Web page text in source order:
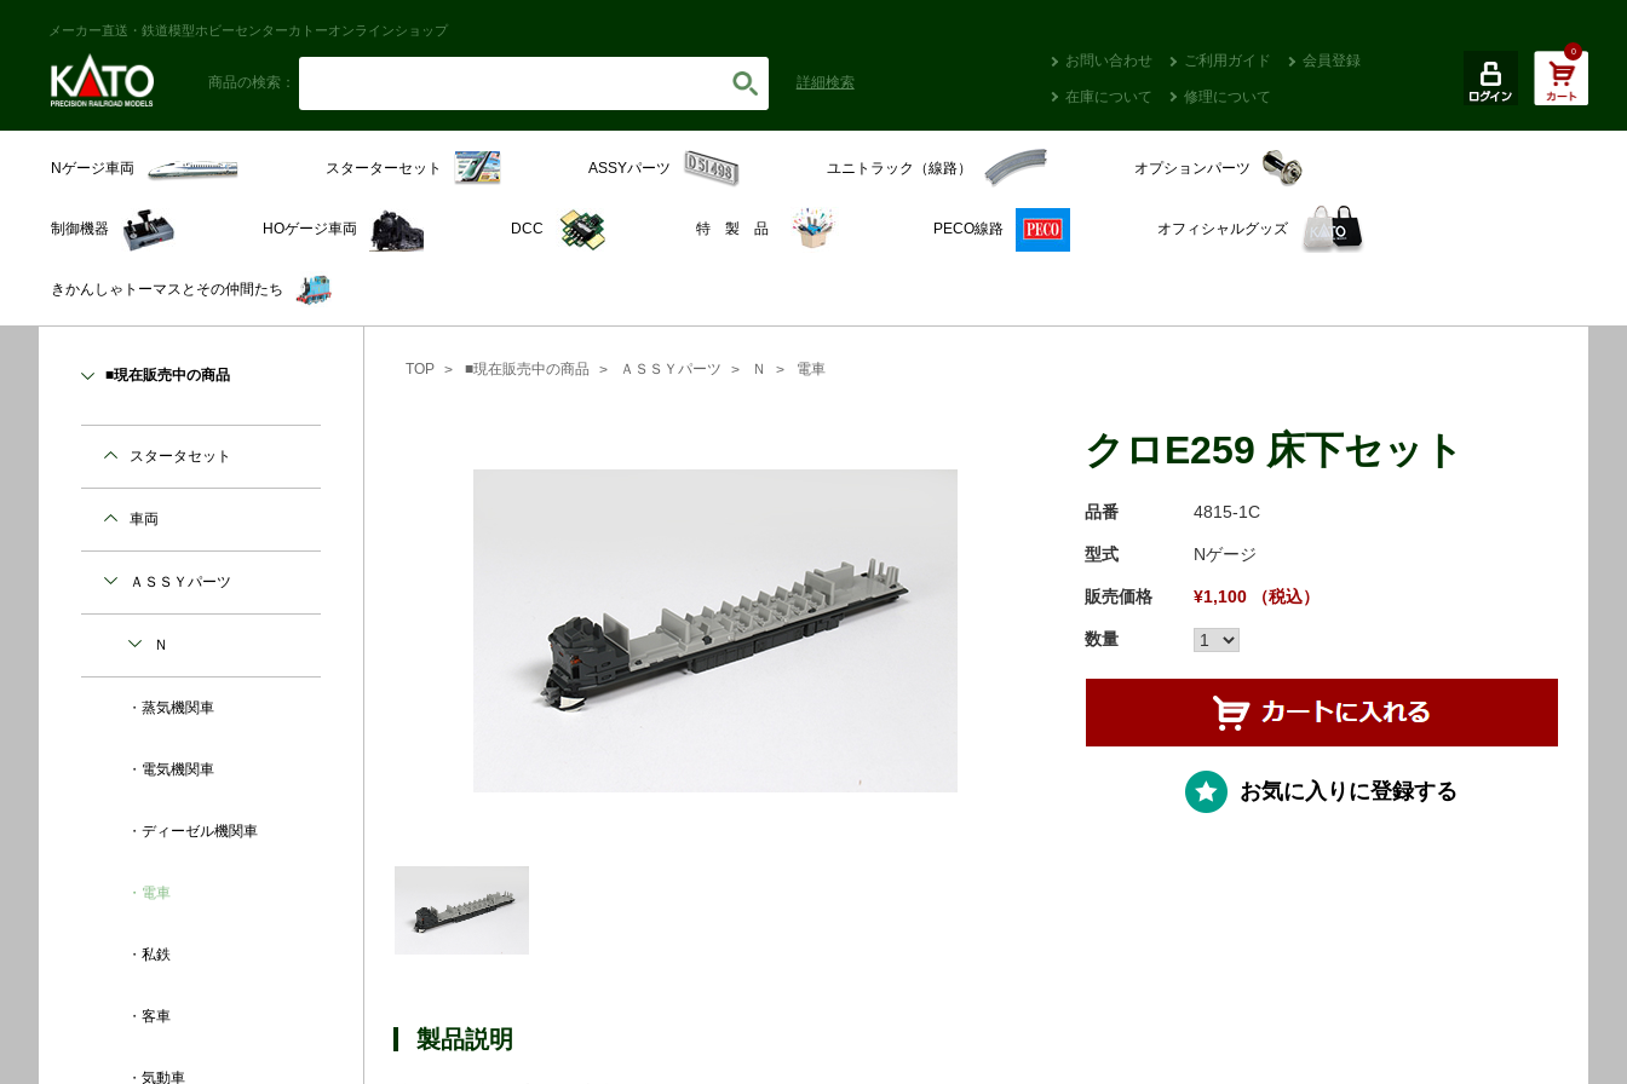
メーカー直送・鉄道模型ホビーセンターカトーオンラインショップ
商品の検索： 詳細検索
お問い合わせ ご利用ガイド 会員登録
在庫について 修理について
0
Nゲージ車両 スターターセット ASSYパーツ ユニトラック（線路） オプションパーツ
制御機器 HOゲージ車両 DCC 特 製 品 PECO線路 オフィシャルグッズ
きかんしゃトーマスとその仲間たち
TOP ■現在販売中の商品 ＡＳＳＹパーツ Ｎ 電車
クロE259 床下セット
品番 4815-1C
型式 Nゲージ
販売価格 ¥1,100 （税込）
数量
お気に入りに登録する
製品説明
■現在販売中の商品
スタータセット
車両
ＡＳＳＹパーツ
Ｎ
蒸気機関車
電気機関車
ディーゼル機関車
電車
私鉄
客車
気動車